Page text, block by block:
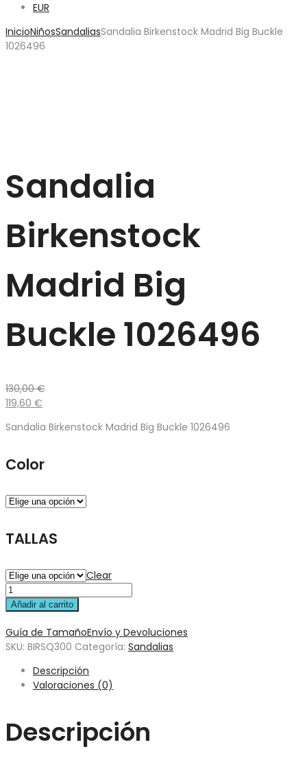
EUR
InicioNiñosSandaliasSandalia Birkenstock Madrid Big Buckle
1026496
Sandalia
Birkenstock
Madrid Big
Buckle 1026496
130,00€
119,60 €
Sandalia Birkenstock Madrid Big Buckle 1026496
Color
TALLAS
Clear
Añadir al carrito
Guía de TamañoEnvío y Devoluciones
SKU: BIRSQ300 Categoría: Sandalias
Descripción
Valoraciones (0)
Descripción